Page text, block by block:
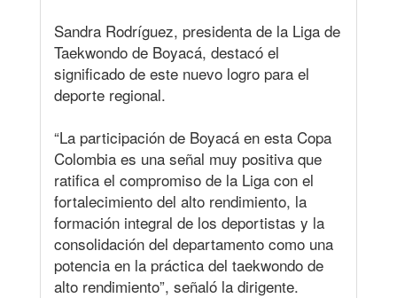
Sandra Rodríguez, presidenta de la Liga de
Taekwondo de Boyacá, destacó el
significado de este nuevo logro para el
deporte regional.
“La participación de Boyacá en esta Copa
Colombia es una señal muy positiva que
ratifica el compromiso de la Liga con el
fortalecimiento del alto rendimiento, la
formación integral de los deportistas y la
consolidación del departamento como una
potencia en la práctica del taekwondo de
alto rendimiento”, señaló la dirigente.